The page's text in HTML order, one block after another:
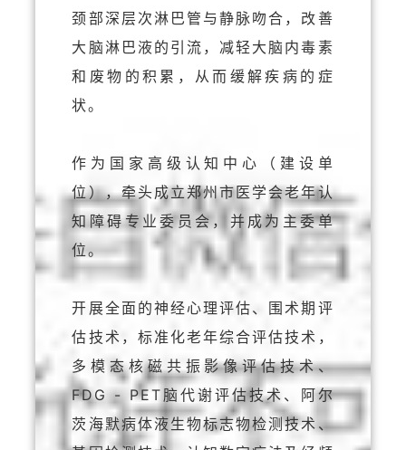
颈部深层次淋巴管与静脉吻合，改善
大脑淋巴液的引流，减轻大脑内毒素
和废物的积累，从而缓解疾病的症
状。
作为国家高级认知中心（建设单
位），牵头成立郑州市医学会老年认
知障碍专业委员会，并成为主委单
位。
开展全面的神经心理评估、围术期评
估技术，标准化老年综合评估技术，
多模态核磁共振影像评估技术、
FDG - PET脑代谢评估技术、阿尔
茨海默病体液生物标志物检测技术、